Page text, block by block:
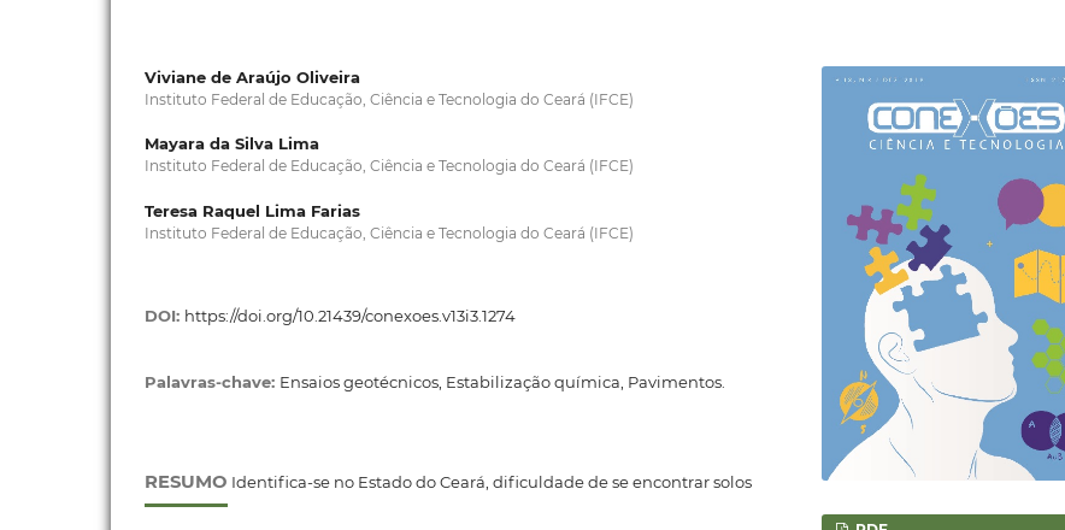
Viviane de Araújo Oliveira
Instituto Federal de Educação, Ciência e Tecnologia do Ceará (IFCE)
Mayara da Silva Lima
Instituto Federal de Educação, Ciência e Tecnologia do Ceará (IFCE)
Teresa Raquel Lima Farias
Instituto Federal de Educação, Ciência e Tecnologia do Ceará (IFCE)
DOI: https://doi.org/10.21439/conexoes.v13i3.1274
Palavras-chave: Ensaios geotécnicos, Estabilização química, Pavimentos.
RESUMO Identifica-se no Estado do Ceará, dificuldade de se encontrar solos